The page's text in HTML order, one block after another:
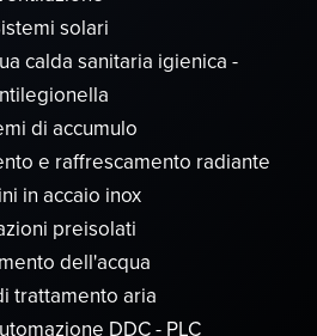
solari
calda sanitaria igienica -
di accumulo
e raffrescamento radiante
in accaio inox
preisolati
dell'acqua
trattamento aria
DDC - PLC